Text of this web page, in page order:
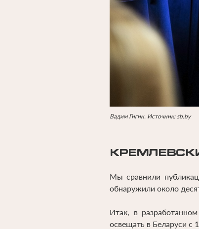
Вадим Гигин. Источник: sb.by
Мы сравнили
обнаружили около
Итак, в
освещать в Беларуси с